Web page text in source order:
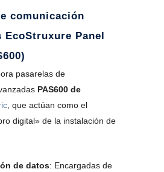
comunicación
EcoStruxure Panel
pasarelas de
PAS600 de
, que actúan como el
digital» de la instalación de
de datos: Encargadas de